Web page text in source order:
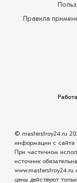
Правила
© masterstroy24.ru
информации с сайта
При частичном
источник
www.masterstroy24.ru
цены действуют